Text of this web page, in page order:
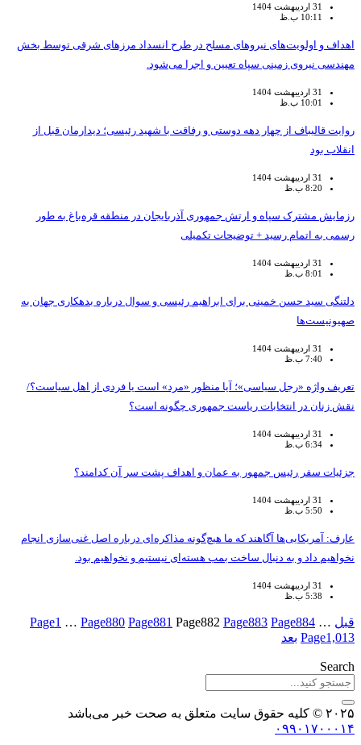
31 اردیبهشت 1404
10:11 ب.ظ
اهداف و اولویت‌های نیروهای مسلح در طرح انسداد مرزهای شرقی توسط بخش
مهندسی نیروی زمینی سپاه تعیین و اجرا می‌شود.
31 اردیبهشت 1404
10:01 ب.ظ
روایت قالیباف از چهار دهه دوستی و رفاقت با شهید رئیسی؛ دیدارمان قبل از
انقلاب بود
31 اردیبهشت 1404
8:20 ب.ظ
رزمایش مشترک سپاه و ارتش جمهوری آذربایجان در منطقه قره‌باغ به طور
رسمی به اتمام رسید + توضیحات تکمیلی
31 اردیبهشت 1404
8:01 ب.ظ
دلتنگی سید حسن خمینی برای ابراهیم رئیسی و سوال درباره بدهکاری جهان به
صهیونیست‌ها
31 اردیبهشت 1404
7:40 ب.ظ
تعریف واژه «رجل سیاسی»؛ آیا منظور «مرد» است یا فردی از اهل سیاست؟/
نقش زنان در انتخابات ریاست جمهوری چگونه است؟
31 اردیبهشت 1404
6:34 ب.ظ
جزئیات سفر رئیس جمهور به عمان و اهداف پشت سر آن کدامند؟
31 اردیبهشت 1404
5:50 ب.ظ
عارف: آمریکایی‌ها آگاهند که ما هیچ‌گونه مذاکره‌ای درباره اصل غنی‌سازی انجام
نخواهیم داد و به دنبال ساخت بمب هسته‌ای نیستیم و نخواهیم بود.
31 اردیبهشت 1404
5:38 ب.ظ
قبل Page1 … Page880 Page881 Page882 Page883 Page884 …
Page1,013 بعد
Search
۲۰۲۵ © کلیه حقوق سایت متعلق به صحت خبر می‌باشد
۰۹۹۰۱۷۰۰۰۱۴